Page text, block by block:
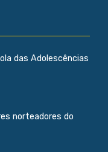
das Adolescências
norteadores do